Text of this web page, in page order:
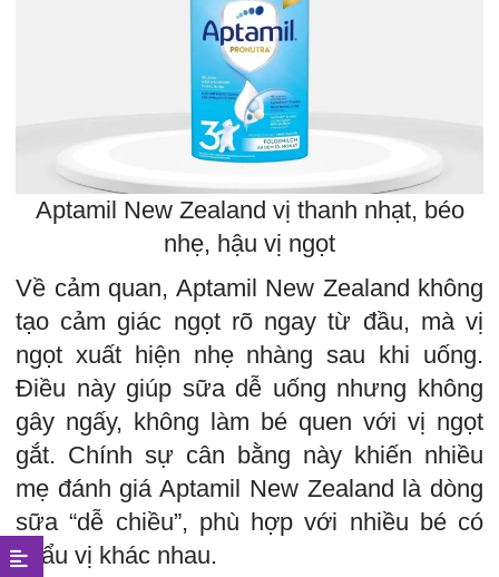
Aptamil New Zealand vị thanh nhạt, béo
nhẹ, hậu vị ngọt
Về cảm quan, Aptamil New Zealand không
tạo cảm giác ngọt rõ ngay từ đầu, mà vị
ngọt xuất hiện nhẹ nhàng sau khi uống.
Điều này giúp sữa dễ uống nhưng không
gây ngấy, không làm bé quen với vị ngọt
gắt. Chính sự cân bằng này khiến nhiều
mẹ đánh giá Aptamil New Zealand là dòng
sữa “dễ chiều”, phù hợp với nhiều bé có
khẩu vị khác nhau.